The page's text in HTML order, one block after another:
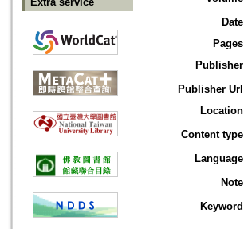
Date
Pages
Publisher
Publisher Url
Location
Content type
Language
Note
Keyword